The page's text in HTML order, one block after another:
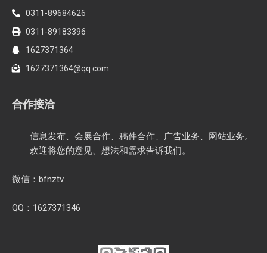
0311-89684626
0311-89183396
1627371364
1627371364@qq.com
合作接洽
信息发布、会展合作、稿件合作、广告业务、网站业务。
欢迎将您的意见、想法和需求告诉我们。
微信：bfnztv
QQ：1627371346